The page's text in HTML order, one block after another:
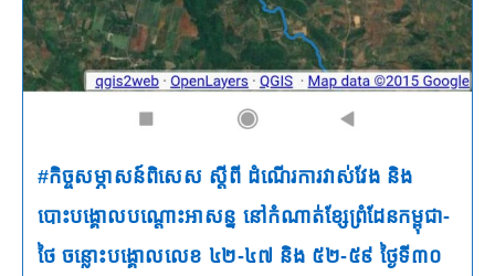
#កិច្ចសម្ភាសន៍ពិសេស ស្ដីពី ដំណើរការវាស់វែង និង
បោះបង្គោលបណ្ដោះអាសន្ន នៅកំណាត់ខ្សែព្រំដែនកម្ពុជា-
ថៃ ចន្លោះបង្គោលលេខ ៤២-៤៧ និង ៥២-៥៩ ថ្ងៃទី៣០